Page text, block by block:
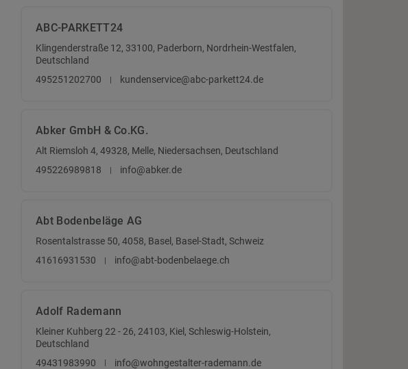
ABC-PARKETT24
Klingenderstraße 12, 33100, Paderborn, Nordrhein-Westfalen,
Deutschland
495251202700
kundenservice@abc-parkett24.de
Abker GmbH & Co.KG.
Alt Riemsloh 4, 49328, Melle, Niedersachsen, Deutschland
495226989818
info@abker.de
Abt Bodenbeläge AG
Rosentalstrasse 50, 4058, Basel, Basel-Stadt, Schweiz
41616931530
info@abt-bodenbelaege.ch
Adolf Rademann
Kleiner Kuhberg 22 - 26, 24103, Kiel, Schleswig-Holstein,
Deutschland
49431983990
info@wohngestalter-rademann.de